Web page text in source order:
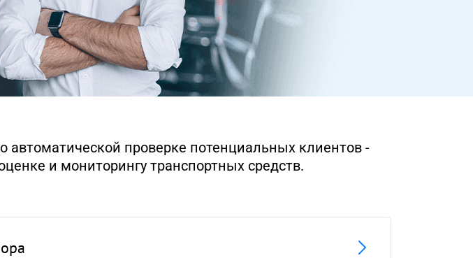
проверке потенциальных клиентов -
и мониторингу транспортных средств.